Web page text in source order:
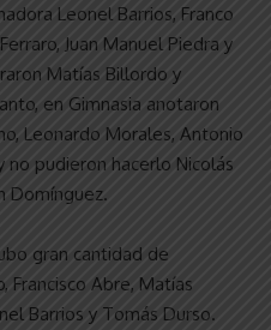
Leonel Barrios, Franco
Juan Manuel Piedra y
Matías Billordo y
en Gimnasia anotaron
Leonardo Morales, Antonio
pudieron hacerlo Nicolás
Domínguez.
gran cantidad de
Francisco Abre, Matías
Barrios y Tomás Durso.